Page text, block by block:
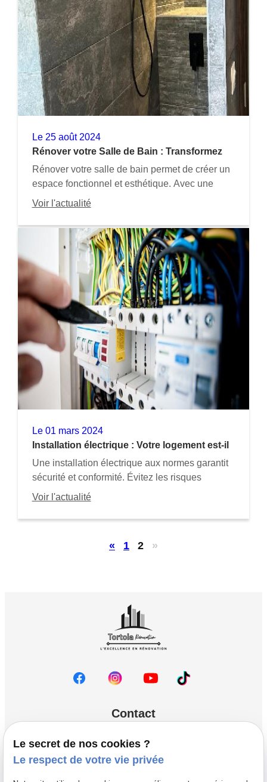
Le 25 août 2024
Rénover votre Salle de Bain : Transformez
cet Espace en un Sanctuaire de Bien-être
Rénover votre salle de bain permet de créer un
espace fonctionnel et esthétique. Avec une
bonne planification, des matériaux durables et
un véritable sanctuaire de bien-être quotidien.
Voir l'actualité
Le 01 mars 2024
Installation électrique : Votre logement est-il
aux normes ?
Une installation électrique aux normes garantit
sécurité et conformité. Évitez les risques
d’incendie et d’électrocution avec Tortola
Voir l'actualité
« 1 2 »
Contact
Lundi - Samedi : 08h00 - 18h00
Le secret de nos cookies ?
Le respect de votre vie privée